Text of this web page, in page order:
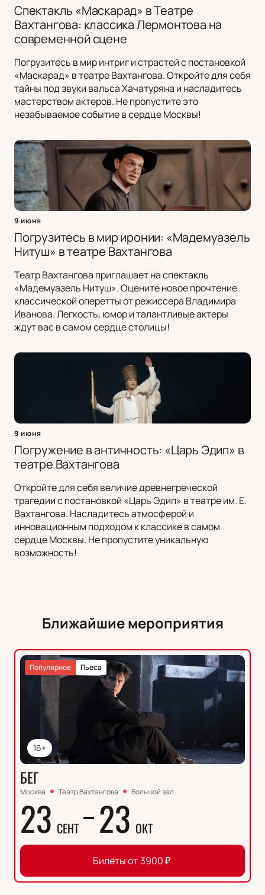
Спектакль «Маскарад» в Театре
Вахтангова: классика Лермонтова на
современной сцене
Погрузитесь в мир интриг и страстей с постановкой
«Маскарад» в театре Вахтангова. Откройте для себя
тайны под звуки вальса Хачатуряна и насладитесь
мастерством актеров. Не пропустите это
незабываемое событие в сердце Москвы!
9 июня
Погрузитесь в мир иронии: «Мадемуазель
Нитуш» в театре Вахтангова
Театр Вахтангова приглашает на спектакль
«Мадемуазель Нитуш». Оцените новое прочтение
классической оперетты от режиссера Владимира
Иванова. Легкость, юмор и талантливые актеры
ждут вас в самом сердце столицы!
9 июня
Погружение в античность: «Царь Эдип» в
театре Вахтангова
Откройте для себя величие древнегреческой
трагедии с постановкой «Царь Эдип» в театре им. Е.
Вахтангова. Насладитесь атмосферой и
инновационным подходом к классике в самом
сердце Москвы. Не пропустите уникальную
возможность!
Ближайшие мероприятия
16+
Пьеса
Популярное
БЕГ
Москва Театр Вахтангова Большой зал
23 СЕНТ 23 ОКТ
Билеты от 3900₽